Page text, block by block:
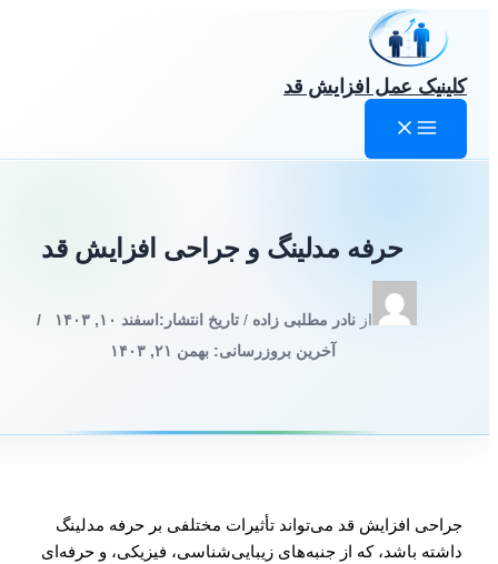
محتواکلینیک عمل افزایش قد
حرفه مدلینگ و جراحی افزایش قد
از نادر مطلبی زاده/ تاریخ انتشار: اسفند ۱۰, ۱۴۰۳
آخرین بروزرسانی: بهمن ۲۱, ۱۴۰۳
جراحی افزایش قد می‌تواند تأثیرات مختلفی بر حرفه مدلینگ
داشته باشد، که از جنبه‌های زیبایی‌شناسی، فیزیکی، و حرفه‌ای